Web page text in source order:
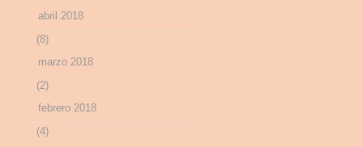
abril 2018
(8)
marzo 2018
(2)
febrero 2018
(4)